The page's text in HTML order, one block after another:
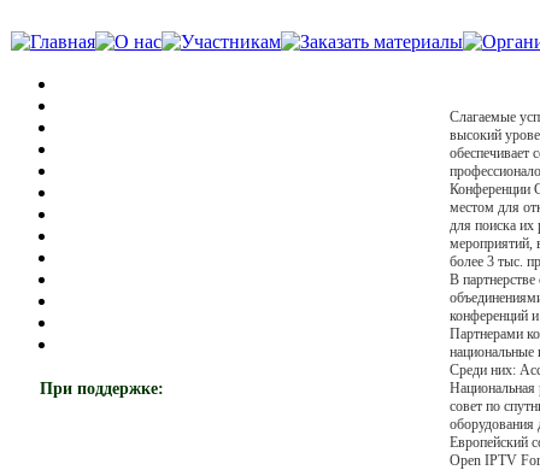
При поддержке:
Слагаемые
высокий
обеспечивает
Конференции
местом для
для поиска
мероприятий,
более 3 тыс.
В
конференций
Партнерами
Среди них:
Национальная
совет по
оборудования
Европейский
Open IPTV